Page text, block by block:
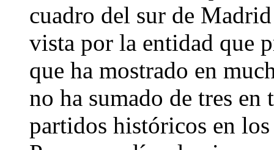
cuadro del sur de
vista por la entidad que
que ha mostrado en
no ha sumado de tres
partidos históricos en